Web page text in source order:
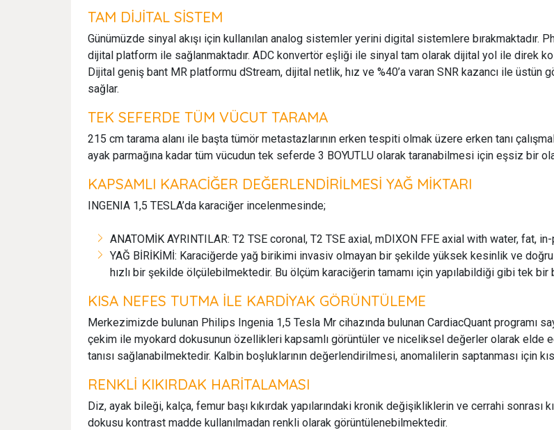
TAM DİJİTAL SİSTEM
Günümüzde sinyal akışı için kullanılan analog sistemler yerini digital sistemlere bırakmaktadır.
dijital platform ile sağlanmaktadır. ADC konvertör eşliği ile sinyal tam olarak dijital yol ile direk
Dijital geniş bant MR platformu dStream, dijital netlik, hız ve %40’a varan SNR kazancı ile üstün
sağlar.
TEK SEFERDE TÜM VÜCUT TARAMA
215 cm tarama alanı ile başta tümör metastazlarının erken tespiti olmak üzere erken tanı
ayak parmağına kadar tüm vücudun tek seferde 3 BOYUTLU olarak taranabilmesi için eşsiz bir
KAPSAMLI KARACİĞER DEĞERLENDİRİLMESİ YAĞ MİKTARI
INGENIA 1,5 TESLA’da karaciğer incelenmesinde;
ANATOMİK AYRINTILAR: T2 TSE coronal, T2 TSE axial, mDIXON FFE axial with water, fat,
YAĞ BİRİKİMİ: Karaciğerde yağ birikimi invasiv olmayan bir şekilde yüksek kesinlik ve
hızlı bir şekilde ölçülebilmektedir. Bu ölçüm karaciğerin tamamı için yapılabildiği gibi tek
KISA NEFES TUTMA İLE KARDİYAK GÖRÜNTÜLEME
Merkezimizde bulunan Philips Ingenia 1,5 Tesla Mr cihazında bulunan CardiacQuant programı
çekim ile myokard dokusunun özellikleri kapsamlı görüntüler ve niceliksel değerler olarak elde
tanısı sağlanabilmektedir. Kalbin boşluklarının değerlendirilmesi, anomalilerin saptanması için
RENKLİ KIKIRDAK HARİTALAMASI
Diz, ayak bileği, kalça, femur başı kıkırdak yapılarındaki kronik değişikliklerin ve cerrahi sonrası
dokusu kontrast madde kullanılmadan renkli olarak görüntülenebilmektedir.